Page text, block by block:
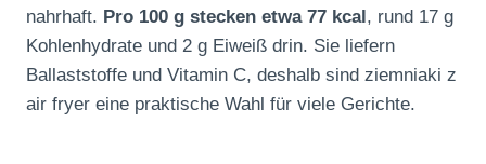
nahrhaft. Pro 100 g stecken etwa 77 kcal , rund 17 g
Kohlenhydrate und 2 g Eiweiß drin. Sie liefern
Ballaststoffe und Vitamin C, deshalb sind ziemniaki z
air fryer eine praktische Wahl für viele Gerichte.